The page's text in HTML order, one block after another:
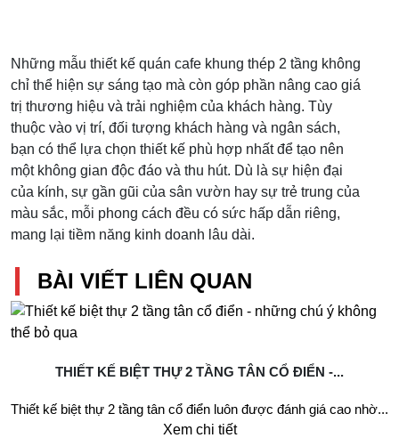
Những mẫu thiết kế quán cafe khung thép 2 tầng không
chỉ thể hiện sự sáng tạo mà còn góp phần nâng cao giá
trị thương hiệu và trải nghiệm của khách hàng. Tùy
thuộc vào vị trí, đối tượng khách hàng và ngân sách,
bạn có thể lựa chọn thiết kế phù hợp nhất để tạo nên
một không gian độc đáo và thu hút. Dù là sự hiện đại
của kính, sự gần gũi của sân vườn hay sự trẻ trung của
màu sắc, mỗi phong cách đều có sức hấp dẫn riêng,
mang lại tiềm năng kinh doanh lâu dài.
BÀI VIẾT LIÊN QUAN
THIẾT KẾ BIỆT THỰ 2 TẦNG TÂN CỔ ĐIỂN -...
Thiết kế biệt thự 2 tầng tân cổ điển luôn được đánh giá cao nhờ...
Xem chi tiết